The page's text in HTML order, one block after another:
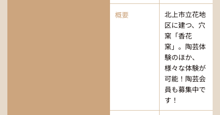
概要
北上市立花地
区に建つ、穴
窯「香花
窯」。陶芸体
験のほか、
様々な体験が
可能！陶芸会
員も募集中で
す！